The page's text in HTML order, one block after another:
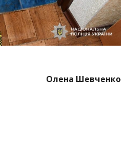
Олена Шевченко